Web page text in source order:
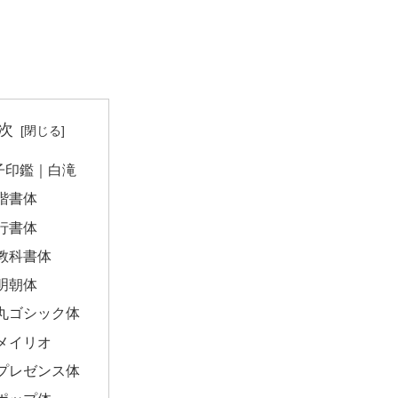
印鑑｜白滝
書体
書体
科書体
朝体
ゴシック体
イリオ
レゼンス体